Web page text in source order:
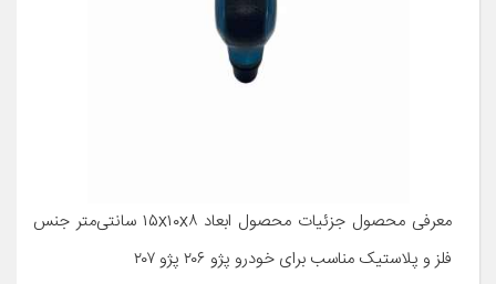
معرفی محصول جزئیات محصول ابعاد ۱۵x۱۰x۸ سانتی‌متر جنس
فلز و پلاستیک مناسب برای خودرو پژو ۲۰۶ پژو ۲۰۷